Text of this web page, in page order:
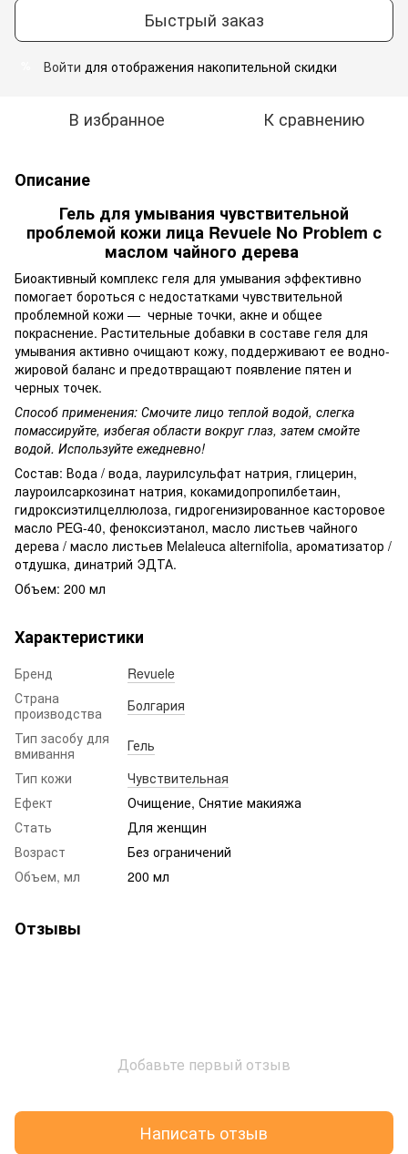
Быстрый заказ
Войти для отображения накопительной скидки
В избранное К сравнению
Описание
Гель для умывания чувствительной
проблемой кожи лица Revuele No Problem с
маслом чайного дерева
Биоактивный комплекс геля для умывания эффективно
помогает бороться с недостатками чувствительной
проблемной кожи — черные точки, акне и общее
покраснение. Растительные добавки в составе геля для
умывания активно очищают кожу, поддерживают ее водно-
жировой баланс и предотвращают появление пятен и
черных точек.
Способ применения: Смочите лицо теплой водой, слегка
помассируйте, избегая области вокруг глаз, затем смойте
водой. Используйте ежедневно!
Состав: Вода / вода, лаурилсульфат натрия, глицерин,
лауроилсаркозинат натрия, кокамидопропилбетаин,
гидроксиэтилцеллюлоза, гидрогенизированное касторовое
масло PEG-40, феноксиэтанол, масло листьев чайного
дерева / масло листьев Melaleuca alternifolia, ароматизатор /
отдушка, динатрий ЭДТА.
Объем: 200 мл
Характеристики
Бренд
Revuele
Страна
производства
Болгария
Тип засобу для
вмивання
Гель
Тип кожи
Чувствительная
Ефект
Очищение, Снятие макияжа
Стать
Для женщин
Возраст
Без ограничений
Объем, мл
200 мл
Отзывы
Добавьте первый отзыв
Написать отзыв